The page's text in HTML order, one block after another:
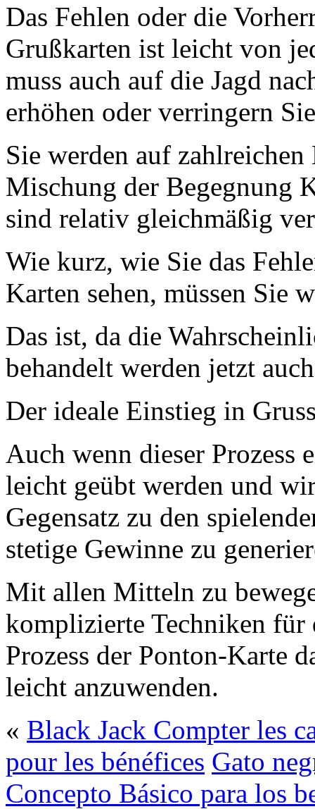
Das Fehlen oder die
Grußkarten ist leicht von
muss auch auf die Jagd
erhöhen oder verringern
Sie werden auf
Mischung der Begegnung
sind relativ gleichmäßig
Wie kurz, wie Sie das
Karten sehen, müssen Sie
Das ist, da die
behandelt werden jetzt
Der ideale Einstieg in
Auch wenn dieser Prozess
leicht geübt werden und
Gegensatz zu den
stetige Gewinne zu
Mit allen Mitteln zu
komplizierte Techniken für
Prozess der Ponton-Karte
leicht anzuwenden.
« Black Jack Compter les
pour les bénéfices Gato
Concepto Básico para los